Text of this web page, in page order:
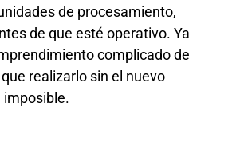
de procesamiento,
de que esté operativo. Ya
complicado de
realizarlo sin el nuevo
imposible.